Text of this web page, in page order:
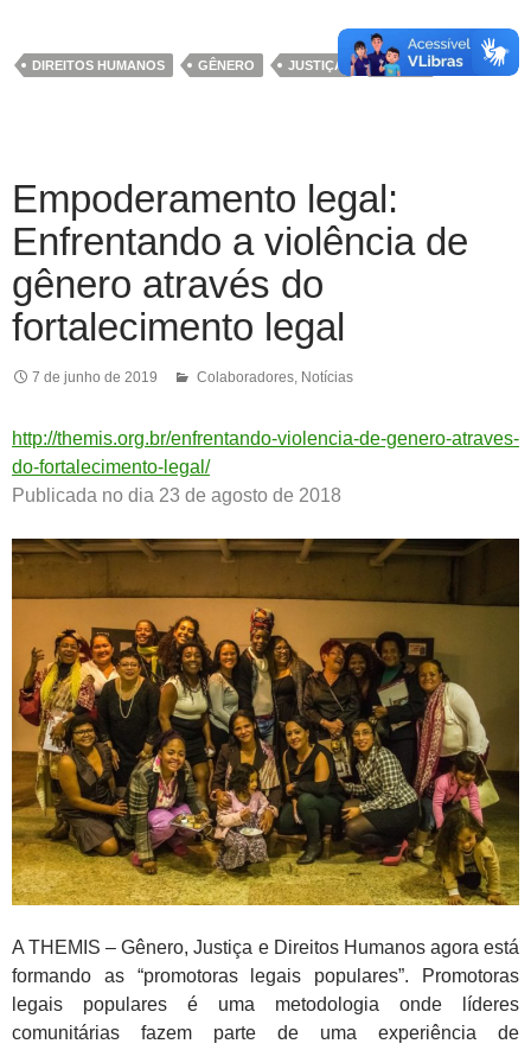
DIREITOS HUMANOS GÊNERO JUSTIÇA THEMIS
Empoderamento legal:
Enfrentando a violência de
gênero através do
fortalecimento legal
7 de junho de 2019 Colaboradores, Notícias
http://themis.org.br/enfrentando-violencia-de-genero-atraves-
do-fortalecimento-legal/
Publicada no dia 23 de agosto de 2018
A THEMIS – Gênero, Justiça e Direitos Humanos agora está
formando as “promotoras legais populares”. Promotoras
legais populares é uma metodologia onde líderes
comunitárias fazem parte de uma experiência de